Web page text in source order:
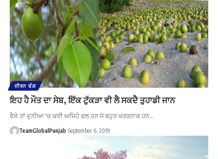
ਜੀਵਨ ਢੰਗ
ਇਹ ਹੈ ਮੌਤ ਦਾ ਸੇਬ, ਇੱਕ ਟੁੱਕੜਾ ਵੀ ਲੈ ਸਕਦੈ ਤੁਹਾਡੀ ਜਾਨ
ਵੈਸੇ ਤਾਂ ਦੁਨੀਆ 'ਚ ਕਈ ਅਜਿਹੇ ਫਲ ਹਨ ਜੋ ਬਹੁਤ ਖਤਰਨਾਕ ਹਨ…
TeamGlobalPunjab September 6, 2019